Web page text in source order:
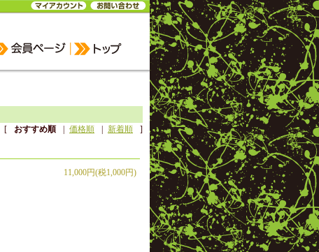
[ おすすめ順 価格順 新着順
]
11,000円(税1,000円)